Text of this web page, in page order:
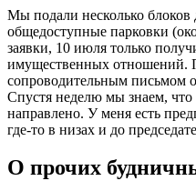
Мы подали несколько блоков
общедоступные парковки
заявки, 10 июля только
имущественных отношений.
сопроводительным письмом
Спустя неделю мы знаем,
направлено. У меня есть
где-то в низах и до
О прочих